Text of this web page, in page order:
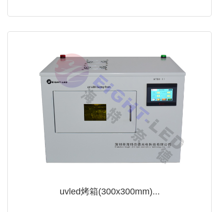
uvled烤箱(300x300mm)...